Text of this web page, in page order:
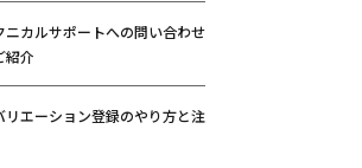
ニカルサポートへの問い合わせ
紹介
リエーション登録のやり方と注